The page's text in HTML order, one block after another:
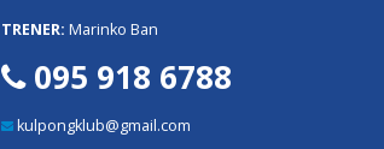
TRENER: Marinko Ban
095 918 6788
kulpongklub@gmail.com